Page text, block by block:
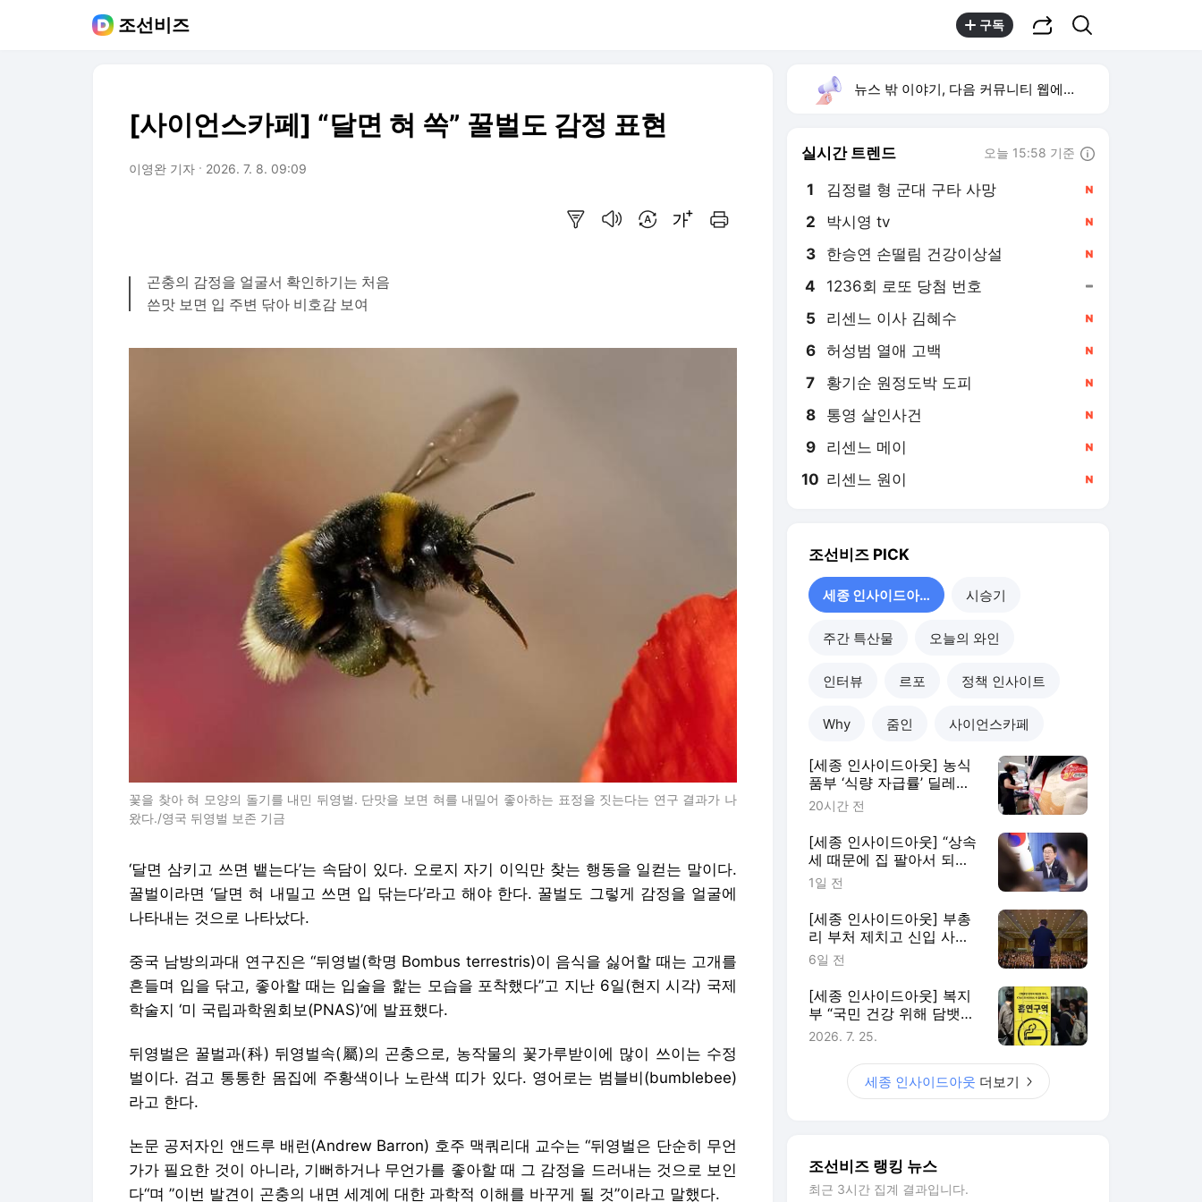
조선비즈 구독
[사이언스카페] “달면 혀 쏙” 꿀벌도 감정 표현
이영완 기자 2026. 7. 8. 09:09
곤충의 감정을 얼굴서 확인하기는 처음
쓴맛 보면 입 주변 닦아 비호감 보여
꽃을 찾아 혀 모양의 돌기를 내민 뒤영벌. 단맛을 보면 혀를 내밀어 좋아하는 표정을 짓는다는 연구 결과가 나
왔다./영국 뒤영벌 보존 기금
‘달면 삼키고 쓰면 뱉는다’는 속담이 있다. 오로지 자기 이익만 찾는 행동을 일컫는 말이다.
꿀벌이라면 ‘달면 혀 내밀고 쓰면 입 닦는다’라고 해야 한다. 꿀벌도 그렇게 감정을 얼굴에
나타내는 것으로 나타났다.
중국 남방의과대 연구진은 “뒤영벌(학명 Bombus terrestris)이 음식을 싫어할 때는 고개를
흔들며 입을 닦고, 좋아할 때는 입술을 핥는 모습을 포착했다”고 지난 6일(현지 시각) 국제
학술지 ‘미 국립과학원회보(PNAS)’에 발표했다.
뒤영벌은 꿀벌과(科) 뒤영벌속(屬)의 곤충으로, 농작물의 꽃가루받이에 많이 쓰이는 수정
벌이다. 검고 통통한 몸집에 주황색이나 노란색 띠가 있다. 영어로는 범블비(bumblebee)
라고 한다.
논문 공저자인 앤드루 배런(Andrew Barron) 호주 맥쿼리대 교수는 “뒤영벌은 단순히 무언
가가 필요한 것이 아니라, 기뻐하거나 무언가를 좋아할 때 그 감정을 드러내는 것으로 보인
다“며 ”이번 발견이 곤충의 내면 세계에 대한 과학적 이해를 바꾸게 될 것”이라고 말했다.
뉴스 밖 이야기, 다음 커뮤니티 웹에서 보기
실시간 트렌드 오늘 15:58 기준
1 김정렬 형 군대 구타 사망
2 박시영 tv
3 한승연 손떨림 건강이상설
4 1236회 로또 당첨 번호
5 리센느 이사 김혜수
6 허성범 열애 고백
7 황기순 원정도박 도피
8 통영 살인사건
9 리센느 메이
10 리센느 원이
조선비즈 PICK
세종 인사이드아웃 시승기
주간 특산물 오늘의 와인
인터뷰 르포 정책 인사이트
Why 줌인 사이언스카페
[세종 인사이드아웃] 농식
품부 ‘식량 자급률’ 딜레
마... “5년 마다 찾아오는 고
20시간 전
[세종 인사이드아웃] “상속
세 때문에 집 팔아서 되겠
냐” 李 약속한 ‘공제 확대’
1일 전
[세종 인사이드아웃] 부총
리 부처 제치고 신입 사무
관 대거 받는 공정위… ‘경
6일 전
[세종 인사이드아웃] 복지
부 “국민 건강 위해 담뱃값
올려야” VS 재경부 “물가
2026. 7. 25.
세종 인사이드아웃 더보기
조선비즈 랭킹 뉴스
최근 3시간 집계 결과입니다.